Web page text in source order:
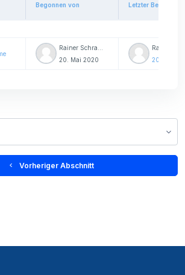
Begonnen von Letzter Beitrag
20. Mai 2020
20. Mai
  Vorheriger Abschnitt